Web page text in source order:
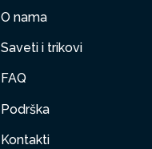
O nama
Saveti i trikovi
FAQ
Podrška
Kontakti